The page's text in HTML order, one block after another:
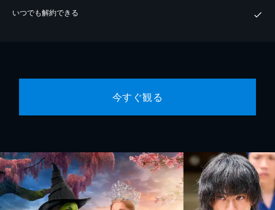
いつでも解約できる
今すぐ観る